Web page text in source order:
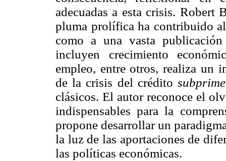
adecuadas a esta crisis. Robert
pluma prolífica ha contribuido
como a una vasta
incluyen crecimiento
empleo, entre otros, realiza un
de la crisis del crédito subprime
clásicos. El autor reconoce el
indispensables para la
propone desarrollar un
la luz de las aportaciones de
las políticas económicas.